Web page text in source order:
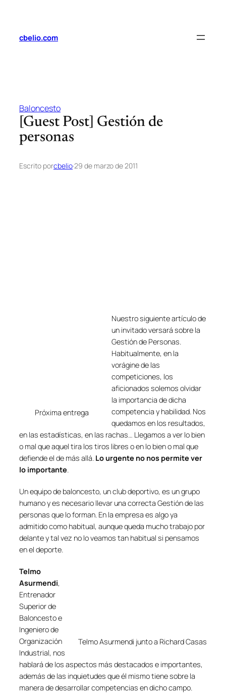
contenido
cbelio.com
Baloncesto
[Guest Post] Gestión de
personas
Escrito porcbelio·29 de marzo de 2011
Próxima entrega
Nuestro siguiente artículo de
un invitado versará sobre la
Gestión de Personas.
Habitualmente, en la
vorágine de las
competiciones, los
aficionados solemos olvidar
la importancia de dicha
competencia y habilidad. Nos
quedamos en los resultados,
en las estadísticas, en las rachas… Llegamos a ver lo bien
o mal que aquel tira los tiros libres o en lo bien o mal que
defiende el de más allá. Lo urgente no nos permite ver
lo importante.
Un equipo de baloncesto, un club deportivo, es un grupo
humano y es necesario llevar una correcta Gestión de las
personas que lo forman. En la empresa es algo ya
admitido como habitual, aunque queda mucho trabajo por
delante y tal vez no lo veamos tan habitual si pensamos
en el deporte.
Telmo Asurmendi junto a Richard Casas
Telmo
Asurmendi,
Entrenador
Superior de
Baloncesto e
Ingeniero de
Organización
Industrial, nos
hablará de los aspectos más destacados e importantes,
además de las inquietudes que él mismo tiene sobre la
manera de desarrollar competencias en dicho campo.